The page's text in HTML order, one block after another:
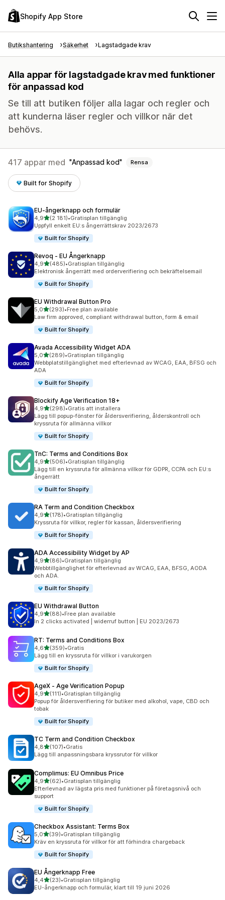
Shopify App Store
Butikshantering Säkerhet Lagstadgade krav
Alla appar för lagstadgade krav med funktioner
för anpassad kod
Se till att butiken följer alla lagar och regler och
att kunderna läser regler och villkor när det
behövs.
417 appar med Anpassad kod Rensa
Built for Shopify
EU‑ångerknapp och formulär
4,9av 5 stjärnor
(2 181)
2181 recensioner totalt
•Gratisplan tillgänglig
Uppfyll enkelt EU:s ångerrättskrav 2023/2673
Built for Shopify
Revoq ‑ EU Ångerknapp
4,9av 5 stjärnor
(485)
485 recensioner totalt
•Gratisplan tillgänglig
Elektronisk ångerrätt med orderverifiering och bekräftelsemail
Built for Shopify
EU Withdrawal Button Pro
5,0av 5 stjärnor
(293)
293 recensioner totalt
•Free plan available
Law firm approved, compliant withdrawal button, form & email
Built for Shopify
Avada Accessibility Widget ADA
5,0av 5 stjärnor
(289)
289 recensioner totalt
•Gratisplan tillgänglig
Webbplatstillgänglighet med efterlevnad av WCAG, EAA, BFSG och
ADA
Built for Shopify
Blockify Age Verification 18+
4,9av 5 stjärnor
(298)
298 recensioner totalt
•Gratis att installera
Lägg till popup-fönster för åldersverifiering, ålderskontroll och
kryssruta för allmänna villkor
Built for Shopify
TnC: Terms and Conditions Box
4,9av 5 stjärnor
(506)
506 recensioner totalt
•Gratisplan tillgänglig
Lägg till en kryssruta för allmänna villkor för GDPR, CCPA och EU:s
ångerrätt
Built for Shopify
RA Term and Condition Checkbox
4,9av 5 stjärnor
(178)
178 recensioner totalt
•Gratisplan tillgänglig
Kryssruta för villkor, regler för kassan, åldersverifiering
Built for Shopify
ADA Accessibility Widget by AP
4,9av 5 stjärnor
(86)
86 recensioner totalt
•Gratisplan tillgänglig
Webbtillgänglighet för efterlevnad av WCAG, EAA, BFSG, AODA
och ADA.
Built for Shopify
EU Withdrawal Button
4,9av 5 stjärnor
(88)
88 recensioner totalt
•Free plan available
In 2 clicks activated | widerruf button | EU 2023/2673
RT: Terms and Conditions Box
4,6av 5 stjärnor
(359)
359 recensioner totalt
•Gratis
Lägg till en kryssruta för villkor i varukorgen
Built for Shopify
AgeX ‑ Age Verification Popup
4,9av 5 stjärnor
(111)
111 recensioner totalt
•Gratisplan tillgänglig
Popup för åldersverifiering för butiker med alkohol, vape, CBD och
tobak
Built for Shopify
TC Term and Condition Checkbox
4,8av 5 stjärnor
(107)
107 recensioner totalt
•Gratis
Lägg till anpassningsbara kryssrutor för villkor
Complimus: EU Omnibus Price
4,9av 5 stjärnor
(62)
62 recensioner totalt
•Gratisplan tillgänglig
Efterlevnad av lägsta pris med funktioner på företagsnivå och
support
Built for Shopify
Checkbox Assistant: Terms Box
5,0av 5 stjärnor
(39)
39 recensioner totalt
•Gratisplan tillgänglig
Kräv en kryssruta för villkor för att förhindra chargeback
Built for Shopify
EU Ångerknapp Free
4,4av 5 stjärnor
(23)
23 recensioner totalt
•Gratisplan tillgänglig
EU-ångerknapp och formulär, klart till 19 juni 2026